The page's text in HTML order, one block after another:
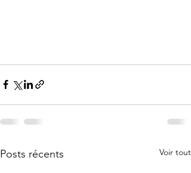
Posts récents Voir tout